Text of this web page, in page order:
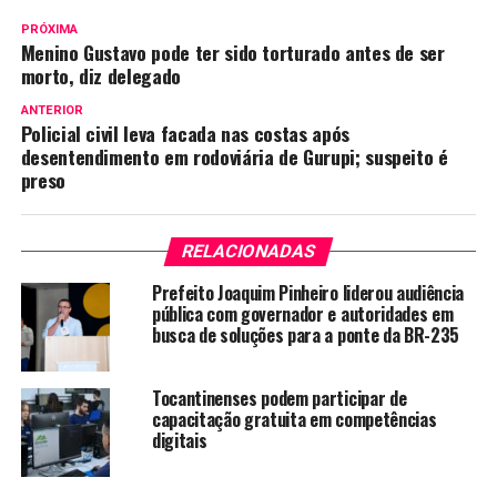
PRÓXIMA
Menino Gustavo pode ter sido torturado antes de ser
morto, diz delegado
ANTERIOR
Policial civil leva facada nas costas após
desentendimento em rodoviária de Gurupi; suspeito é
preso
RELACIONADAS
Prefeito Joaquim Pinheiro liderou audiência
pública com governador e autoridades em
busca de soluções para a ponte da BR-235
Tocantinenses podem participar de
capacitação gratuita em competências
digitais